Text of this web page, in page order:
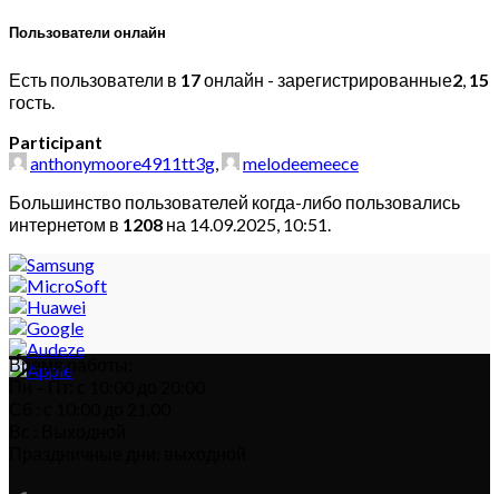
Пользователи онлайн
Есть пользователи в 17онлайн - зарегистрированные2, 15
гость.
Participant
anthonymoore4911tt3g,
melodeemeece
Большинство пользователей когда-либо пользовались
интернетом в 1208 на 14.09.2025, 10:51.
Время работы:
Пн – Пт: с 10:00 до 20:00